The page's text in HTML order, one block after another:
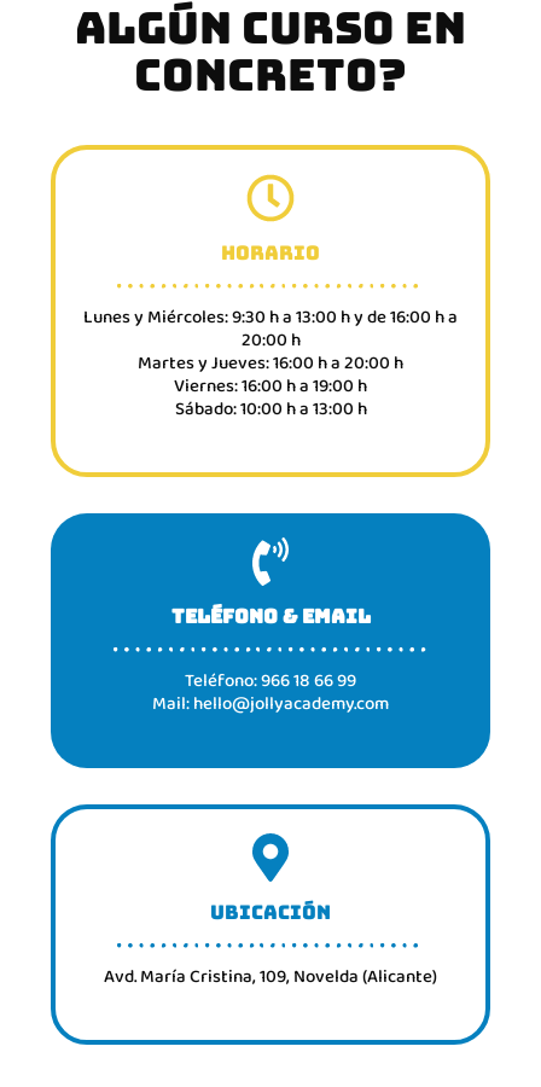
ALGÚN CURSO EN
CONCRETO?
HORARIO
Lunes y Miércoles: 9:30 h a 13:00 h y de 16:00 h a
20:00 h
Martes y Jueves: 16:00 h a 20:00 h
Viernes: 16:00 h a 19:00 h
Sábado: 10:00 h a 13:00 h
TELÉFONO & EMAIL
Teléfono: 966 18 66 99
Mail: hello@jollyacademy.com
UBICACIÓN
Avd. María Cristina, 109, Novelda (Alicante)